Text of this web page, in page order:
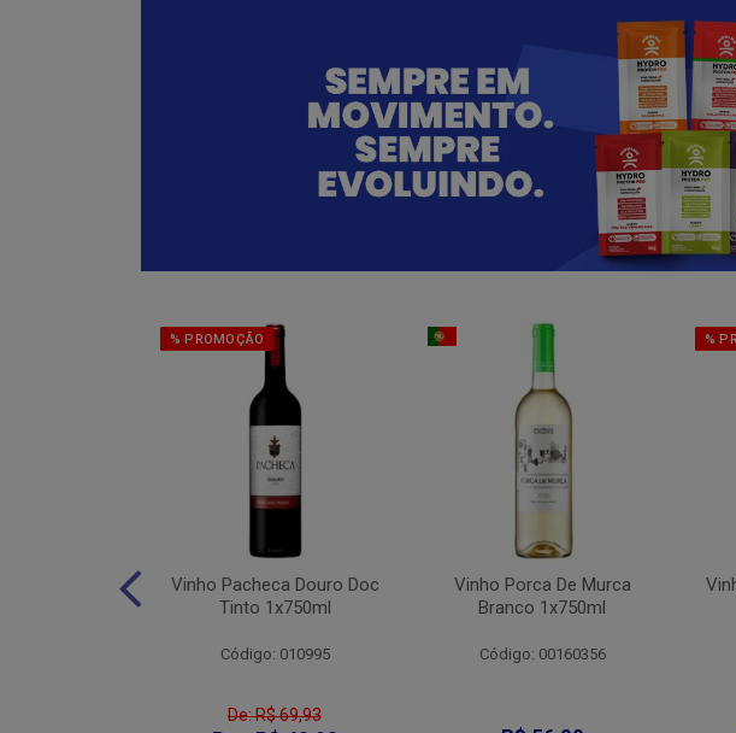
% PROMOÇÃO
Vinho Pacheca Douro Doc
Tinto 1x750ml
Código: 010995
De: R$ 69,93
Vinho Porca De Murca
Branco 1x750ml
Código: 00160356
%